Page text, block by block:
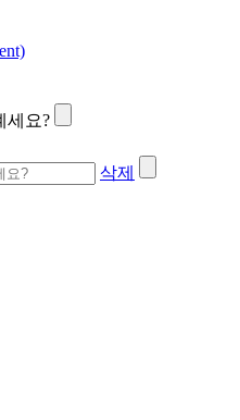
세요?
삭제